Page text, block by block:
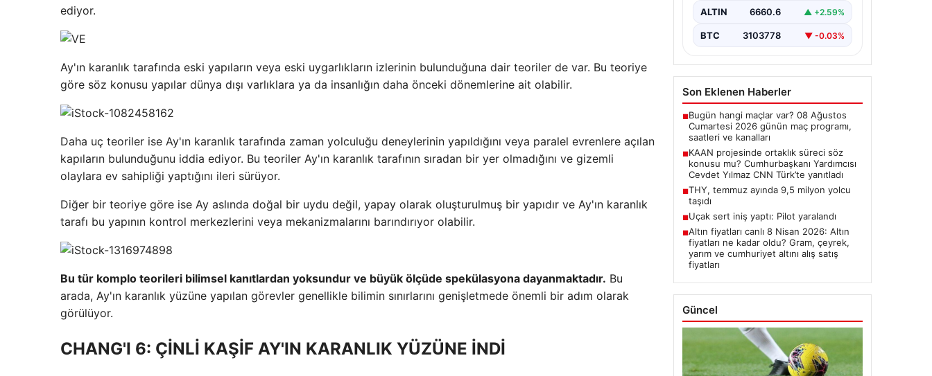
ediyor.
Ay'ın karanlık tarafında eski yapıların veya eski uygarlıkların izlerinin bulunduğuna dair teoriler de var. Bu teoriye
göre söz konusu yapılar dünya dışı varlıklara ya da insanlığın daha önceki dönemlerine ait olabilir.
Daha uç teoriler ise Ay'ın karanlık tarafında zaman yolculuğu deneylerinin yapıldığını veya paralel evrenlere açılan
kapıların bulunduğunu iddia ediyor. Bu teoriler Ay'ın karanlık tarafının sıradan bir yer olmadığını ve gizemli
olaylara ev sahipliği yaptığını ileri sürüyor.
Diğer bir teoriye göre ise Ay aslında doğal bir uydu değil, yapay olarak oluşturulmuş bir yapıdır ve Ay'ın karanlık
tarafı bu yapının kontrol merkezlerini veya mekanizmalarını barındırıyor olabilir.
Bu tür komplo teorileri bilimsel kanıtlardan yoksundur ve büyük ölçüde spekülasyona dayanmaktadır. Bu
arada, Ay'ın karanlık yüzüne yapılan görevler genellikle bilimin sınırlarını genişletmede önemli bir adım olarak
görülüyor.
CHANG'I 6: ÇİNLİ KAŞİF AY'IN KARANLIK YÜZÜNE İNDİ
yanıtladı
Cumhurbaşkanı Yardımcısı Cevdet
Mekke Ortak…
ALTIN 6660.6 ▲ +2.59%
BTC 3103778 ▼ -0.03%
Son Eklenen Haberler
■Bugün hangi maçlar var? 08 Ağustos
Cumartesi 2026 günün maç programı,
saatleri ve kanalları
■KAAN projesinde ortaklık süreci söz
konusu mu? Cumhurbaşkanı Yardımcısı
Cevdet Yılmaz CNN Türk’te yanıtladı
■THY, temmuz ayında 9,5 milyon yolcu
taşıdı
■Uçak sert iniş yaptı: Pilot yaralandı
■Altın fiyatları canlı 8 Nisan 2026: Altın
fiyatları ne kadar oldu? Gram, çeyrek,
yarım ve cumhuriyet altını alış satış
fiyatları
Güncel